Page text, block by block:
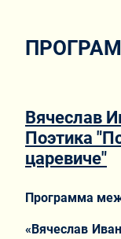
Вячеслав
Поэтика
царевиче"
Программа
«Вячеслав